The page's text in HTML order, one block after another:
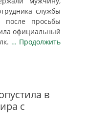
службы
после просьбы
официальный
… Продолжить
в
с